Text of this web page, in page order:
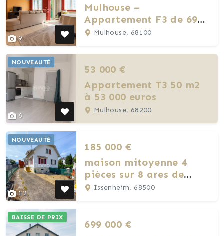
9
Mulhouse –
Appartement F3 de 69
m²Mulhouse, 68100
6
NOUVEAUTÉ
53 000 €
Appartement T3 50 m2
à 53 000 euros
Mulhouse, 68200
12
NOUVEAUTÉ
185 000 €
maison mitoyenne 4
pièces sur 8 ares de
terrain
Issenheim, 68500
BAISSE DE PRIX
699 000 €